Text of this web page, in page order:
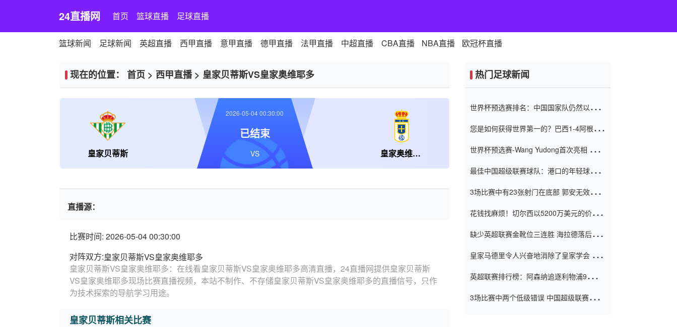
24直播网 首页 篮球直播 足球直播
篮球新闻 足球新闻 英超直播 西甲直播 意甲直播 德甲直播 法甲直播 中超直播 CBA直播 NBA直播 欧冠杯直播
现在的位置： 首页 > 西甲直播> 皇家贝蒂斯VS皇家奥维耶多
皇家贝蒂斯 皇家奥维耶多
2026-05-04 00:30:00
已结束
VS
直播源：
比赛时间: 2026-05-04 00:30:00
对阵双方:皇家贝蒂斯VS皇家奥维耶多
皇家贝蒂斯VS皇家奥维耶多：在线看皇家贝蒂斯VS皇家奥维耶多高清直播，24直播网提供皇家贝蒂斯
VS皇家奥维耶多现场比赛直播视频，本站不制作、不存储皇家贝蒂斯VS皇家奥维耶多的直播信号，只作
为技术探索的导航学习用途。
皇家贝蒂斯相关比赛
热门足球新闻
世界杯预选赛排名：中国国家队仍然以6分
您是如何获得世界第一的？巴西1-4阿根
世界杯预选赛-Wang Yudong首次亮相 中国
最佳中国超级联赛球队：港口的年轻球员在
（Taishan）
3场比赛中有23张射门在底部 郭安无效传球
花钱找麻烦！切尔西以5200万美元的价格
窗口
缺少英超联赛金靴位三连胜 海拉德落后6球
皇家马德里令人兴奋地消除了皇家学会 安
英超联赛排行榜：阿森纳追逐利物浦9分 曼
3场比赛中两个低级错误 中国超级联赛的前